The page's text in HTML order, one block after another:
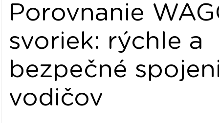
Porovnanie
svoriek: rýchle a
bezpečné
vodičov